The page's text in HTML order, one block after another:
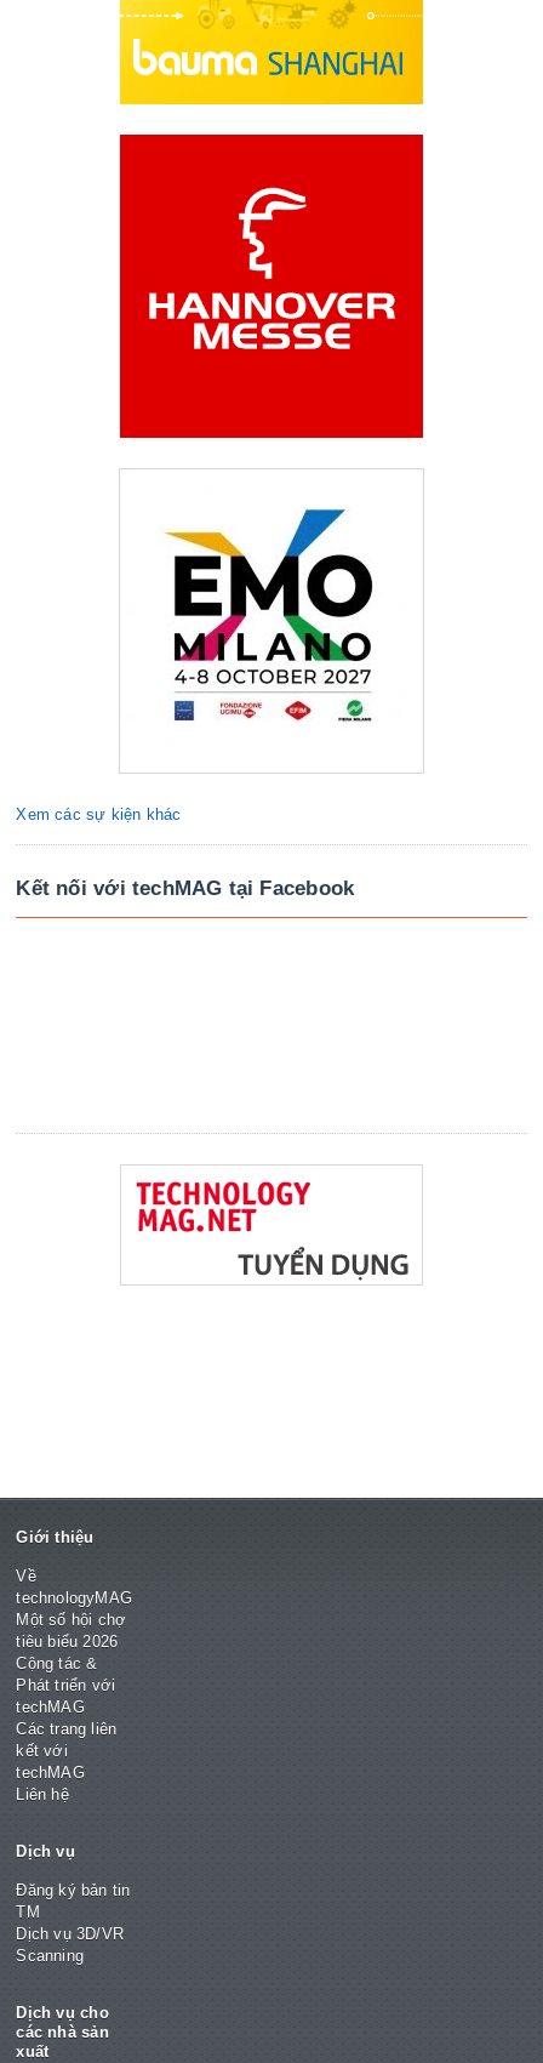
Xem các sự kiện khác
Kết nối với techMAG tại Facebook
Giới thiệu
Về
technologyMAG
Một số hội chợ
tiêu biểu 2026
Cộng tác &
Phát triển với
techMAG
Các trang liên
kết với
techMAG
Liên hệ
Dịch vụ
Đăng ký bản tin
TM
Dịch vụ 3D/VR
Scanning
Dịch vụ cho
các nhà sản
xuất